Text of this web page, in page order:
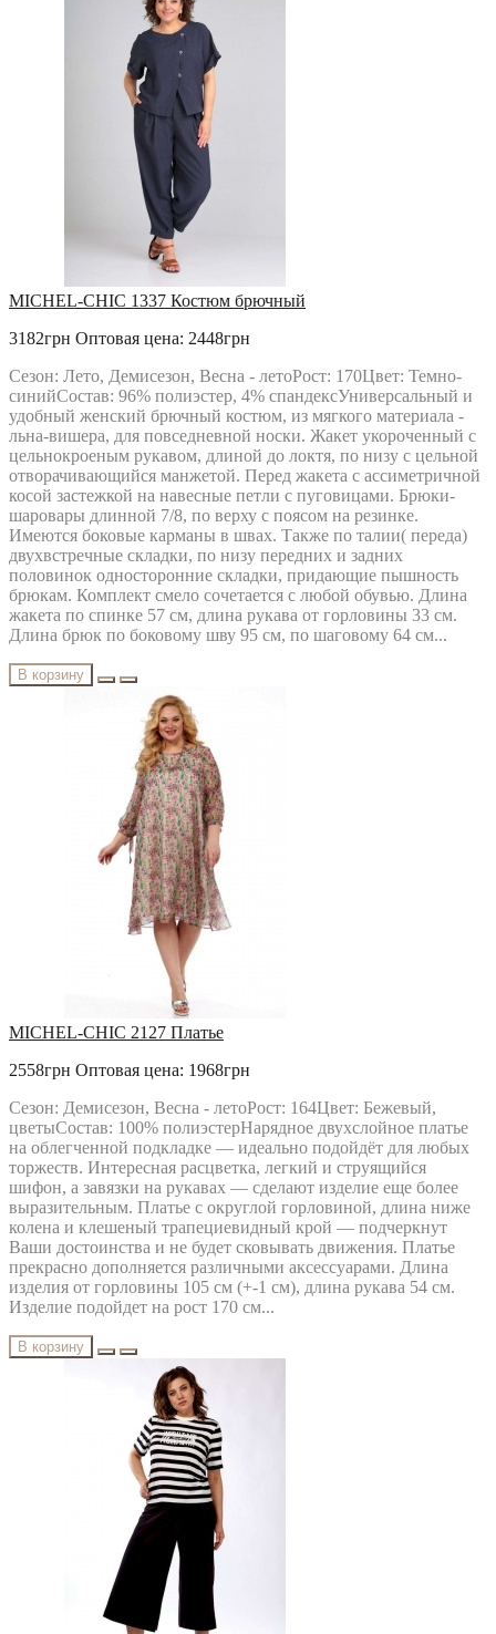
MICHEL-CHIC 1337 Костюм брючный
3182грн Оптовая цена: 2448грн
Сезон: Лето, Демисезон, Весна - летоРост: 170Цвет: Темно-
синийСостав: 96% полиэстер, 4% спандексУниверсальный и
удобный женский брючный костюм, из мягкого материала -
льна-вишера, для повседневной носки. Жакет укороченный с
цельнокроеным рукавом, длиной до локтя, по низу с цельной
отворачивающийся манжетой. Перед жакета с ассиметричной
косой застежкой на навесные петли с пуговицами. Брюки-
шаровары длинной 7/8, по верху с поясом на резинке.
Имеются боковые карманы в швах. Также по талии( переда)
двухвстречные складки, по низу передних и задних
половинок односторонние складки, придающие пышность
брюкам. Комплект смело сочетается с любой обувью. Длина
жакета по спинке 57 см, длина рукава от горловины 33 см.
Длина брюк по боковому шву 95 см, по шаговому 64 см...
В корзину
MICHEL-CHIC 2127 Платье
2558грн Оптовая цена: 1968грн
Сезон: Демисезон, Весна - летоРост: 164Цвет: Бежевый,
цветыСостав: 100% полиэстерНарядное двухслойное платье
на облегченной подкладке — идеально подойдёт для любых
торжеств. Интересная расцветка, легкий и струящийся
шифон, а завязки на рукавах — сделают изделие еще более
выразительным. Платье с округлой горловиной, длина ниже
колена и клешеный трапециевидный крой — подчеркнут
Ваши достоинства и не будет сковывать движения. Платье
прекрасно дополняется различными аксессуарами. Длина
изделия от горловины 105 см (+-1 см), длина рукава 54 см.
Изделие подойдет на рост 170 см...
В корзину